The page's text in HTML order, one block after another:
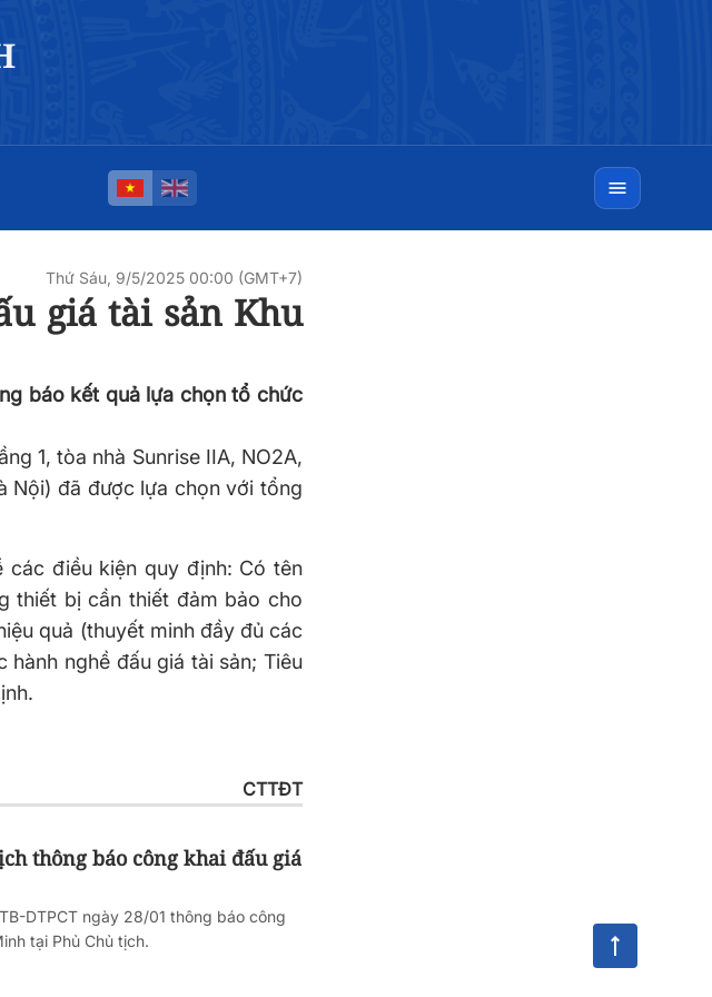
Thứ Sáu, 9/5/2025 00:00 (GMT+7)
giá tài sản Khu
báo kết quả lựa chọn tổ chức
1, tòa nhà Sunrise IIA, NO2A,
Nội) đã được lựa chọn với tổng
điều kiện quy định: Có tên
thiết bị cần thiết đảm bảo cho
quả (thuyết minh đầy đủ các
nghề đấu giá tài sản; Tiêu
CTTĐT
thông báo công khai đấu giá
DTPCT ngày 28/01 thông báo công
tại Phủ Chủ tịch.